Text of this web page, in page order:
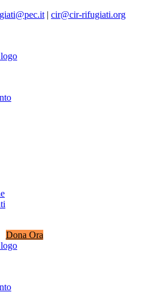
| cir@cir-rifugiati.org
Dona Ora